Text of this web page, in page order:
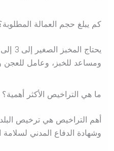
كم يبلغ حجم العمالة
ومساعد للخبز، وعامل للعجن
ما هي التراخيص الأكثر أهمية؟
أهم التراخيص هي ترخيص
وشهادة الدفاع المدني لسلامة